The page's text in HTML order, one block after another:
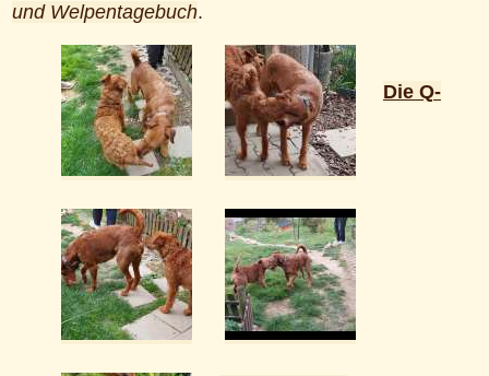
und Welpentagebuch.
Die Q-